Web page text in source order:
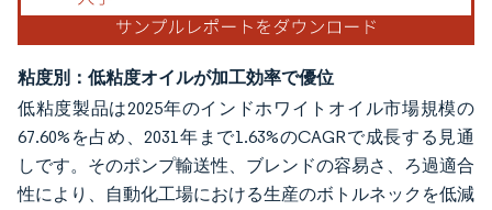
粘度別：低粘度オイルが加工効率で優位
低粘度製品は2025年のインドホワイトオイル市場規模の
67.60%を占め、2031年まで1.63%のCAGRで成長する見通
しです。そのポンプ輸送性、ブレンドの容易さ、ろ過適合
性により、自動化工場における生産のボトルネックを低減